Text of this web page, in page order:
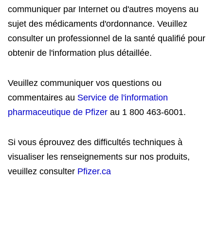
communiquer par Internet ou d'autres moyens au
sujet des médicaments d'ordonnance. Veuillez
consulter un professionnel de la santé qualifié pour
obtenir de l'information plus détaillée.
Veuillez communiquer vos questions ou
commentaires au Service de l'information
pharmaceutique de Pfizer au 1 800 463-6001.
Si vous éprouvez des difficultés techniques à
visualiser les renseignements sur nos produits,
veuillez consulter Pfizer.ca